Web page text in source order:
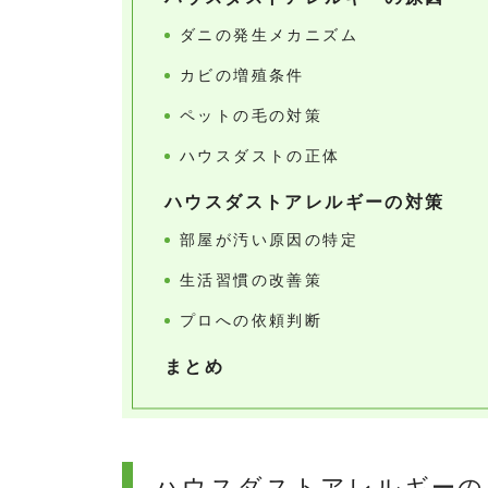
ダニの発生メカニズム
カビの増殖条件
ペットの毛の対策
ハウスダストの正体
ハウスダストアレルギーの対策
部屋が汚い原因の特定
生活習慣の改善策
プロへの依頼判断
まとめ